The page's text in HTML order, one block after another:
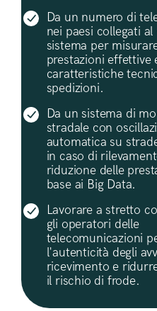
Da un numero di
nei paesi collegati
sistema per
prestazioni effettive
caratteristiche
spedizioni.
Da un sistema di
stradale con
automatica su
in caso di
riduzione delle
base ai Big Data.
Lavorare a stretto
gli operatori delle
telecomunicazioni
l'autenticità degli
ricevimento e
il rischio di frode.